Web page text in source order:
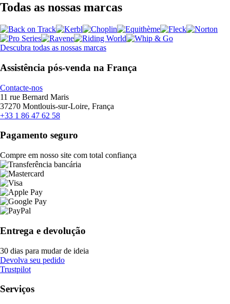
Todas as nossas marcas
Descubra todas as nossas marcas
Assistência pós-venda na França
Contacte-nos
11 rue Bernard Maris
37270 Montlouis-sur-Loire, França
+33 1 86 47 62 58
Pagamento seguro
Compre em nosso site com total confiança
Entrega e devolução
30 dias para mudar de ideia
Devolva seu pedido
Trustpilot
Serviços